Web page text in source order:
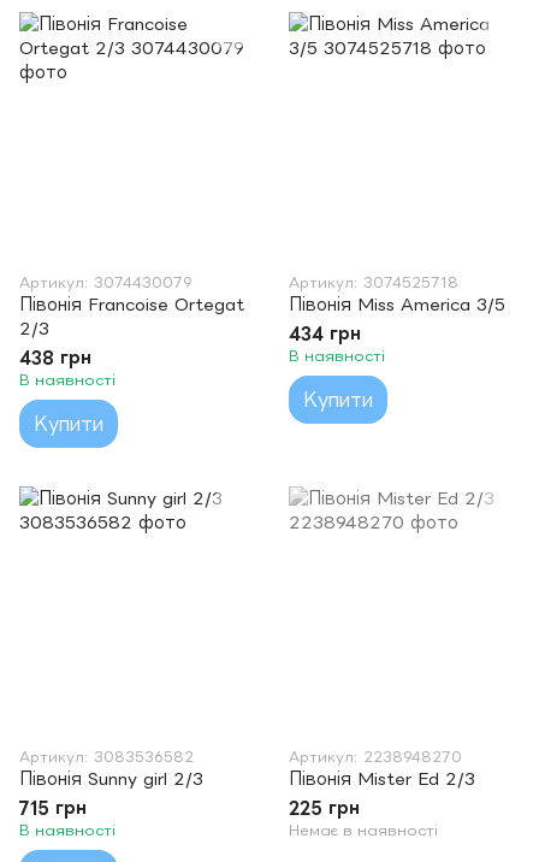
Артикул: 3074430079
Півонія Francoise Ortegat
2/3
438 грн
В наявності
Купити
Артикул: 3074525718
Півонія Miss America 3/5
434 грн
В наявності
Купити
Артикул: 3083536582
Півонія Sunny girl 2/3
715 грн
В наявності
Артикул: 2238948270
Півонія Mister Ed 2/3
225 грн
Немає в наявності